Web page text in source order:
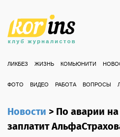
ЛИКБЕЗ ЖИЗНЬ КОМЬЮНИТИ
ФОТО ВИДЕО РАБОТА ВОПРОСЫ
Новости>По аварии
заплатит